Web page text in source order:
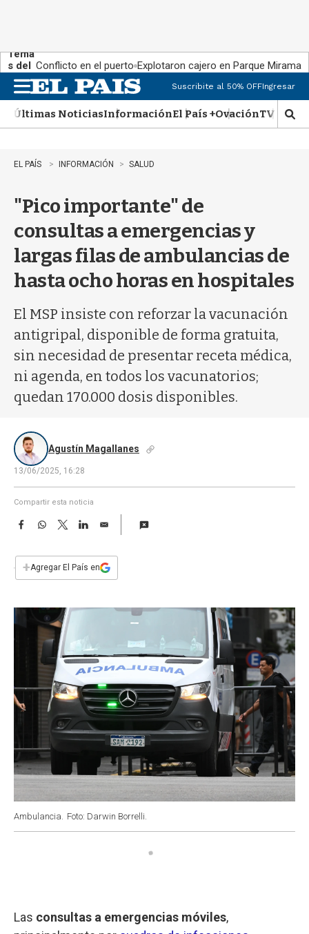
Tema
s del
día:
Conflicto en el puerto Explotaron cajero en Parque Miramar
n
u
Suscribite al 50% OFFIngresar
Últimas NoticiasInformaciónEl País +OvaciónTV Show
M
o
e
EL PAÍS INFORMACIÓN SALUD
"Pico importante" de
consultas a emergencias y
largas filas de ambulancias de
hasta ocho horas en hospitales
El MSP insiste con reforzar la vacunación
antigripal, disponible de forma gratuita,
sin necesidad de presentar receta médica,
ni agenda, en todos los vacunatorios;
quedan 170.000 dosis disponibles.
Agustín Magallanes
13/06/2025, 16:28
Compartir esta noticia
F
e
b
W
s
p
T
w
t
L
E
i
l
+Agregar El País en
Ambulancia. Foto: Darwin Borrelli.
Las consultas a emergencias móviles,